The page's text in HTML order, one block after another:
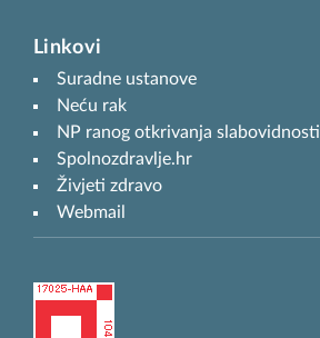
Linkovi
Suradne ustanove
Neću rak
NP ranog otkrivanja slabovidnosti
Spolnozdravlje.hr
Živjeti zdravo
Webmail